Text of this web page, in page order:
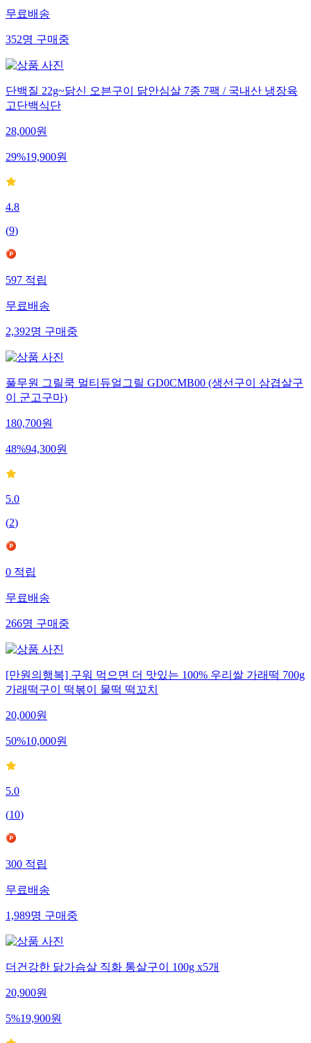
무료배송
352명 구매중
단백질 22g~닭신 오븐구이 닭안심살 7종 7팩 / 국내산 냉장육
고단백식단
28,000원
29%19,900원
4.8
(9)
597 적립
무료배송
2,392명 구매중
풀무원 그릴쿡 멀티듀얼그릴 GD0CMB00 (생선구이 삼겹살구
이 군고구마)
180,700원
48%94,300원
5.0
(2)
0 적립
무료배송
266명 구매중
[만원의행복] 구워 먹으면 더 맛있는 100% 우리쌀 가래떡 700g
가래떡구이 떡볶이 물떡 떡꼬치
20,000원
50%10,000원
5.0
(10)
300 적립
무료배송
1,989명 구매중
더건강한 닭가슴살 직화 통살구이 100g x5개
20,900원
5%19,900원